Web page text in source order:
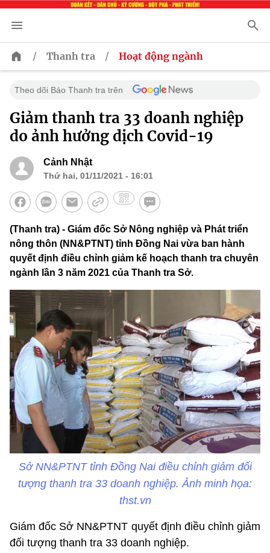
/ Thanh tra / Hoạt động ngành
Theo dõi Báo Thanh tra trên
Giảm thanh tra 33 doanh nghiệp
do ảnh hưởng dịch Covid-19
Cảnh Nhật
Thứ hai, 01/11/2021 - 16:01
(Thanh tra) - Giám đốc Sở Nông nghiệp và Phát triển
nông thôn (NN&PTNT) tỉnh Đồng Nai vừa ban hành
quyết định điều chỉnh giảm kế hoạch thanh tra chuyên
ngành lần 3 năm 2021 của Thanh tra Sở.
Sở NN&PTNT tỉnh Đồng Nai điều chỉnh giảm đối
tượng thanh tra 33 doanh nghiệp. Ảnh minh họa:
thst.vn
Giám đốc Sở NN&PTNT quyết định điều chỉnh giảm
đối tượng thanh tra 33 doanh nghiệp.